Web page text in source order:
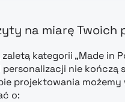
na miarę Twoich
zaletą kategorii „Made in
nie kończą
projektowania możemy
o: